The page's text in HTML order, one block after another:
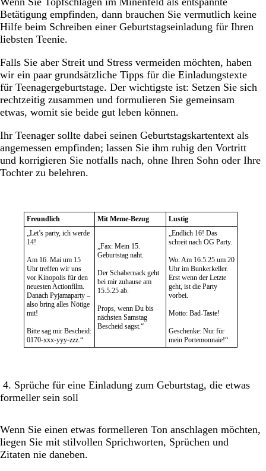
Betätigung empfinden, dann brauchen Sie vermutlich keine
Hilfe beim Schreiben einer Geburtstagseinladung für Ihren
liebsten Teenie.
Falls Sie aber Streit und Stress vermeiden möchten, haben
wir ein paar grundsätzliche Tipps für die Einladungstexte
für Teenagergeburtstage. Der wichtigste ist: Setzen Sie sich
rechtzeitig zusammen und formulieren Sie gemeinsam
etwas, womit sie beide gut leben können.
Ihr Teenager sollte dabei seinen Geburtstagskartentext als
angemessen empfinden; lassen Sie ihm ruhig den Vortritt
und korrigieren Sie notfalls nach, ohne Ihren Sohn oder Ihre
Tochter zu belehren.
Freundlich Mit Meme-Bezug
Lustig
„Let’s party, ich werde
14!
Am 16. Mai um 15
Uhr treffen wir uns
vor Kinopolis für den
neuesten Actionfilm.
Danach Pyjamaparty –
also bring alles Nötige
mit!
Bitte sag mir Bescheid:
0170-xxx-yyy-zzz.“
„Fax: Mein 15.
Geburtstag naht.
Der Schabernack geht
bei mir zuhause am
15.5.25 ab.
Props, wenn Du bis
nächsten Samstag
Bescheid sagst.“
„Endlich 16! Das
schreit nach OG Party.
Wo: Am 16.5.25 um 20
Uhr im Bunkerkeller.
Erst wenn der Letzte
geht, ist die Party
vorbei.
Motto: Bad-Taste!
Geschenke: Nur für
mein Portemonnaie!“
4. Sprüche für eine Einladung zum Geburtstag, die etwas
formeller sein soll
Wenn Sie einen etwas formelleren Ton anschlagen möchten,
liegen Sie mit stilvollen Sprichworten, Sprüchen und
Zitaten nie daneben.